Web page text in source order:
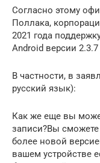
Согласно этому
Поллака,
2021 года
Android версии
В частности, в
русский язык):
Как же еще вы
записи?Вы
более новой
вашем устройстве